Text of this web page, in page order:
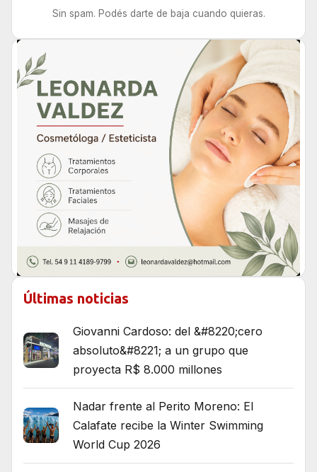
Sin spam. Podés darte de baja cuando quieras.
Últimas noticias
Giovanni Cardoso: del &#8220;cero
absoluto&#8221; a un grupo que
proyecta R$ 8.000 millones
Nadar frente al Perito Moreno: El
Calafate recibe la Winter Swimming
World Cup 2026